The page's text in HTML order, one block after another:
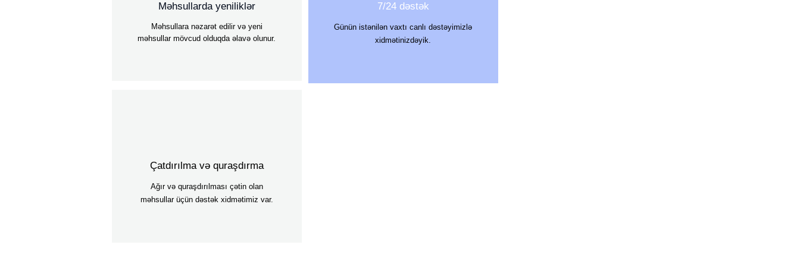
Məhsullarda yeniliklər
Məhsullara nəzarət edilir və yeni
məhsullar mövcud olduqda əlavə olunur.
7/24 dəstək
Günün istənilən vaxtı canlı dəstəyimizlə
xidmətinizdəyik.
Çatdırılma və quraşdırma
Ağır və quraşdırılması çətin olan
məhsullar üçün dəstək xidmətimiz var.